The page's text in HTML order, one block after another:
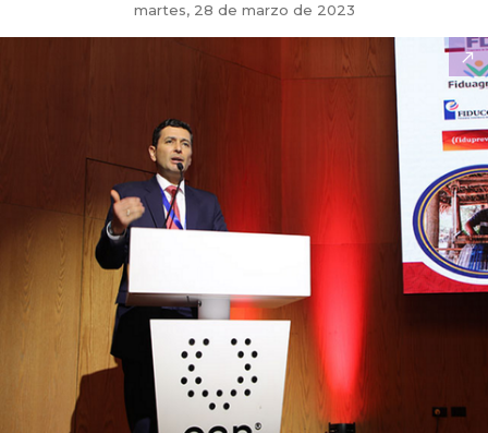
martes, 28 de marzo de 2023